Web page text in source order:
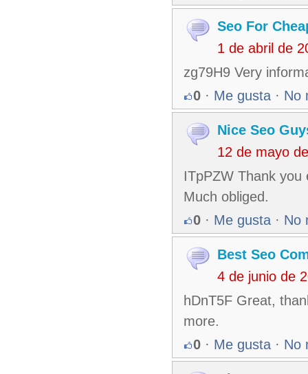
Seo For
1 de abril de
zg79H9 Very
0 · Me gusta · No
Nice Seo
12 de mayo
ITpPZW Thank
Much obliged.
0 · Me gusta · No
Best Seo
4 de junio de
hDnT5F Great,
more.
0 · Me gusta · No